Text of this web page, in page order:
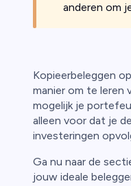
anderen om
Kopieerbeleggen
manier om te leren
mogelijk je
alleen voor dat je
investeringen
Ga nu naar de
jouw ideale